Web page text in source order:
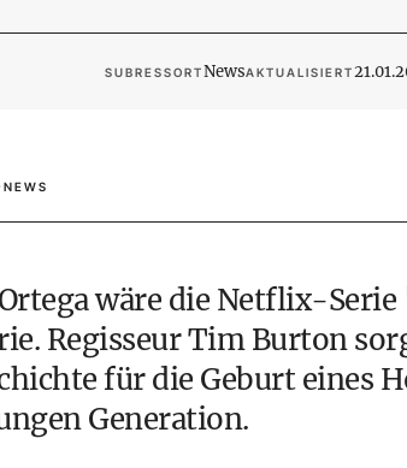
SUBRESSORTNewsAKTUALISIERT
NEWS
wäre die Netflix-
Regisseur Tim Burton
für die Geburt eines
Generation.